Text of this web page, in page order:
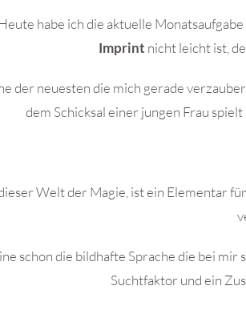
habe ich die aktuelle
Imprint nicht leicht ist,
der neuesten die mich gerade
dem Schicksal einer jungen Frau
Welt der Magie, ist ein Elementar
schon die bildhafte Sprache die bei mir
Suchtfaktor und ein